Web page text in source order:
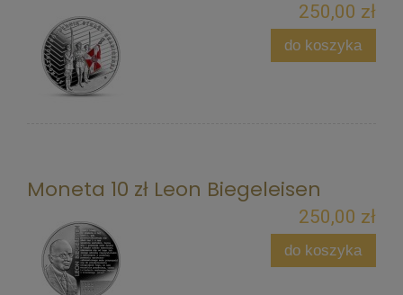
250,00 zł
do koszyka
Moneta 10 zł Leon Biegeleisen
250,00 zł
do koszyka